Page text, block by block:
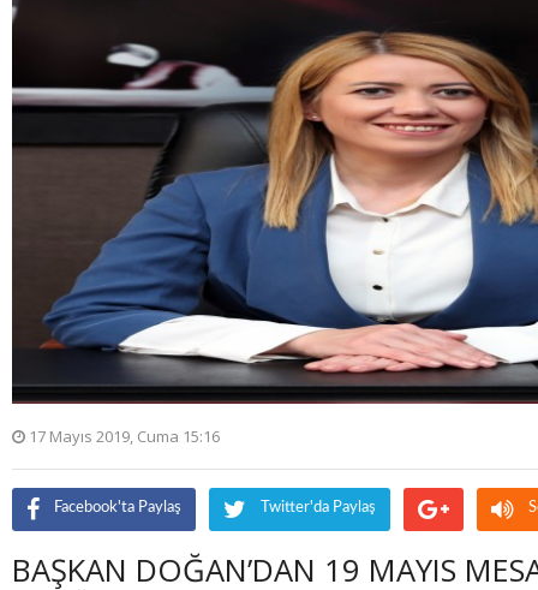
17 Mayıs 2019, Cuma 15:16
Facebook'ta Paylaş Twitter'da Paylaş
BAŞKAN DOĞAN’DAN 19 MAYIS